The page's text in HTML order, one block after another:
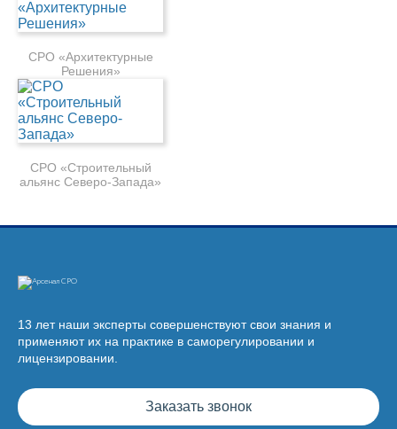
СРО «Архитектурные
Решения»
СРО «Строительный
альянс Северо-Запада»
13 лет наши эксперты совершенствуют свои знания и
применяют их на практике в саморегулировании и
лицензировании.
Заказать звонок